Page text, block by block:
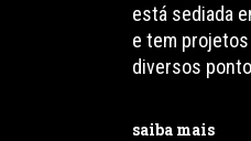
está sediada
e tem projetos
diversos
saiba mais